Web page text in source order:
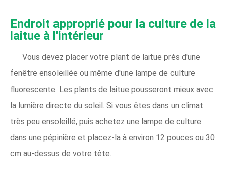
Endroit approprié pour la culture de la
laitue à l'intérieur
Vous devez placer votre plant de laitue près d'une
fenêtre ensoleillée ou même d'une lampe de culture
fluorescente. Les plants de laitue pousseront mieux avec
la lumière directe du soleil. Si vous êtes dans un climat
très peu ensoleillé, puis achetez une lampe de culture
dans une pépinière et placez-la à environ 12 pouces ou 30
cm au-dessus de votre tête.